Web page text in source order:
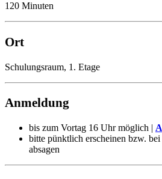
120 Minuten
Ort
Schulungsraum, 1. Etage
Anmeldung
bis zum Vortag 16 Uhr möglich |
bitte pünktlich erscheinen bzw.
absagen